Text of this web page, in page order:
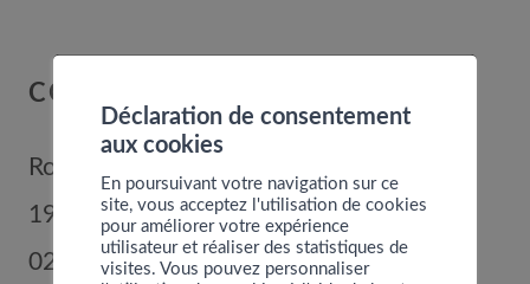
COMMUNE DE NENDAZ
Route de Nendaz 352
1996
Basse-Nendaz
027 289 56 00
Déclaration de consentement
aux cookies
En poursuivant votre navigation sur ce
site, vous acceptez l'utilisation de cookies
pour améliorer votre expérience
utilisateur et réaliser des statistiques de
visites. Vous pouvez personnaliser